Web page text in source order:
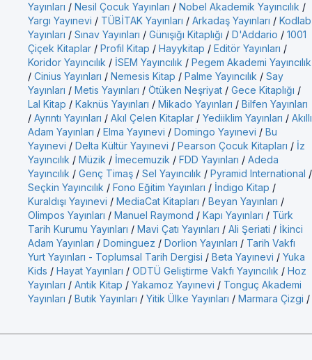
Yayınları / Nesil Çocuk Yayınları / Nobel Akademik Yayıncılık /
Yargı Yayınevi / TÜBİTAK Yayınları / Arkadaş Yayınları / Kodlab
Yayınları / Sınav Yayınları / Günışığı Kitaplığı / D'Addario / 1001
Çiçek Kitaplar / Profil Kitap / Hayykitap / Editör Yayınları /
Koridor Yayıncılık / İSEM Yayıncılık / Pegem Akademi Yayıncılık
/ Cinius Yayınları / Nemesis Kitap / Palme Yayıncılık / Say
Yayınları / Metis Yayınları / Ötüken Neşriyat / Gece Kitaplığı /
Lal Kitap / Kaknüs Yayınları / Mikado Yayınları / Bilfen Yayınları
/ Ayrıntı Yayınları / Akıl Çelen Kitaplar / Yediiklim Yayınları / Akıllı
Adam Yayınları / Elma Yayınevi / Domingo Yayınevi / Bu
Yayınevi / Delta Kültür Yayınevi / Pearson Çocuk Kitapları / İz
Yayıncılık / Müzik / İmecemuzik / FDD Yayınları / Adeda
Yayıncılık / Genç Timaş / Sel Yayıncılık / Pyramid International /
Seçkin Yayıncılık / Fono Eğitim Yayınları / İndigo Kitap /
Kuraldışı Yayınevi / MediaCat Kitapları / Beyan Yayınları /
Olimpos Yayınları / Manuel Raymond / Kapı Yayınları / Türk
Tarih Kurumu Yayınları / Mavi Çatı Yayınları / Ali Şeriati / İkinci
Adam Yayınları / Dominguez / Dorlion Yayınları / Tarih Vakfı
Yurt Yayınları - Toplumsal Tarih Dergisi / Beta Yayınevi / Yuka
Kids / Hayat Yayınları / ODTÜ Geliştirme Vakfı Yayıncılık / Hoz
Yayınları / Antik Kitap / Yakamoz Yayınevi / Tonguç Akademi
Yayınları / Butik Yayınları / Yitik Ülke Yayınları / Marmara Çizgi /